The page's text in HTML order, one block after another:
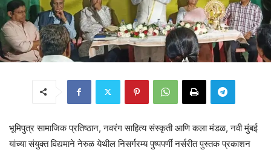
भूमिपुत्र सामाजिक प्रतिष्ठान, नवरंग साहित्य संस्कृती आणि कला मंडळ, नवी मुंबई
यांच्या संयुक्त विद्यमाने नेरुळ येथील निसर्गरम्य पुष्पपर्णी नर्सरीत पुस्तक प्रकाशन